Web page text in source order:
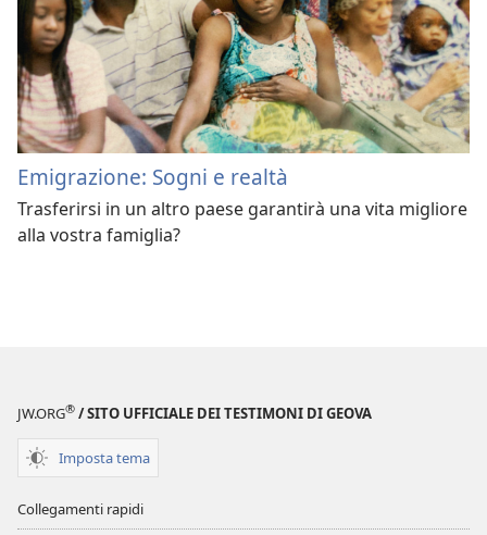
Emigrazione: Sogni e realtà
Trasferirsi in un altro paese garantirà una vita migliore
alla vostra famiglia?
JW.ORG® / SITO UFFICIALE DEI TESTIMONI DI GEOVA
Imposta tema
Collegamenti rapidi